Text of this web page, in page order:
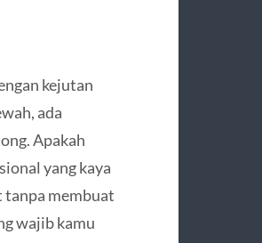
kejutan
ada
Apakah
yang kaya
tanpa membuat
wajib kamu